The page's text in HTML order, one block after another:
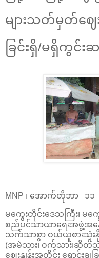
များသတ်မှတ်ဈေ
ခြင်းရှိ/မရှိကွင်း
MNP ၊ အောက်တိုဘာ ၁၁
မကွေးတိုင်းဒေသကြီး၊ မ
စည်ပင်သာယာရေးအဖွဲ့အနေ
သက်သာစွာ ဝယ်ယူစားသုံး
(အမဲသား၊ ဝက်သား၊ဆိတ်
ဈေးနှုန်းအတိုင်း ရောင်းခ